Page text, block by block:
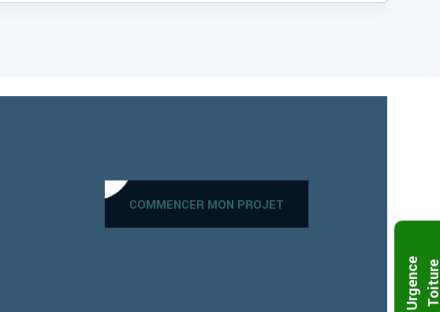
COMMENCER MON PROJET
U
r
g
e
n
c
e
T
o
i
t
u
r